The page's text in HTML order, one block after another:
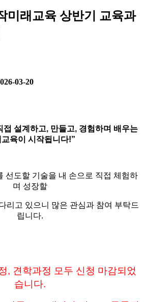
미래교육 상반기 교육과
03-20
접 설계하고, 만들고, 경험하며 배우는
교육이 시작됩니다!”
선도할 기술을 내 손으로 직접 체험하
며 성장할
리고 있으니 많은 관심과 참여 부탁드
립니다.
, 견학과정 모두 신청 마감되었
습니다.